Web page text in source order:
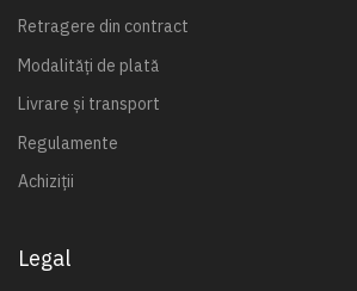
Retragere din contract
Modalități de plată
Livrare și transport
Regulamente
Achiziții
Legal